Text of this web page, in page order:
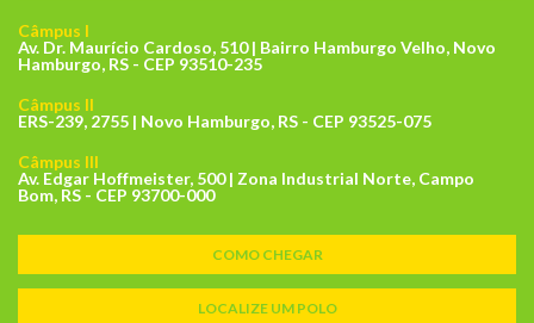
Câmpus I
Av. Dr. Maurício Cardoso, 510 | Bairro Hamburgo Velho, Novo
Hamburgo, RS - CEP 93510-235
Câmpus II
ERS-239, 2755 | Novo Hamburgo, RS - CEP 93525-075
Câmpus III
Av. Edgar Hoffmeister, 500 | Zona Industrial Norte, Campo
Bom, RS - CEP 93700-000
COMO CHEGAR
LOCALIZE UM POLO